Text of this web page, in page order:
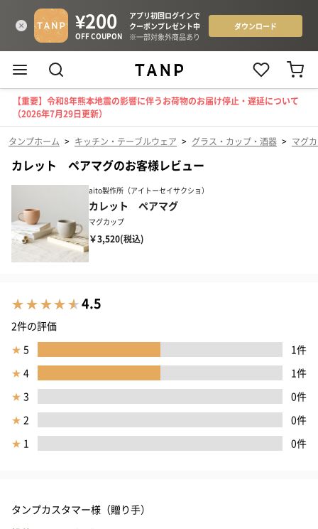
【重要】令和8年熊本地震の影響に伴うお荷物のお届け停止・遅延について
（2026年7月29日更新）
タンプホーム > キッチン・テーブルウェア > グラス・カップ・酒器 > マグ
カレット ペアマグのお客様レビュー
aito製作所（アイトーセイサクショ）
カレット ペアマグ
マグカップ
￥3,520(税込)
4.5
2件の評価
★ 5
1件
★ 4
1件
★ 3
0件
★ 2
0件
★ 1 0件